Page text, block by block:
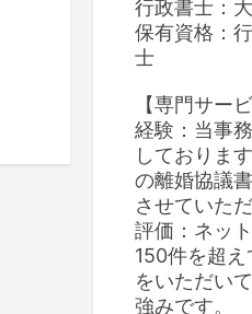
行政書士：
保有資格：
士
【専門サー
経験：当事
しておりま
の離婚協議
させていた
評価：ネッ
150件を超
をいただい
強みです。